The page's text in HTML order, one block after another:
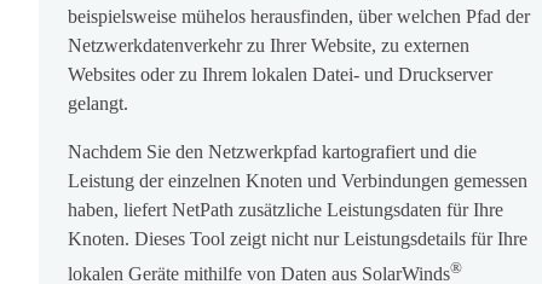
beispielsweise mühelos herausfinden, über welchen Pfad der
Netzwerkdatenverkehr zu Ihrer Website, zu externen
Websites oder zu Ihrem lokalen Datei- und Druckserver
gelangt.
Nachdem Sie den Netzwerkpfad kartografiert und die
Leistung der einzelnen Knoten und Verbindungen gemessen
haben, liefert NetPath zusätzliche Leistungsdaten für Ihre
Knoten. Dieses Tool zeigt nicht nur Leistungsdetails für Ihre
lokalen Geräte mithilfe von Daten aus SolarWinds®